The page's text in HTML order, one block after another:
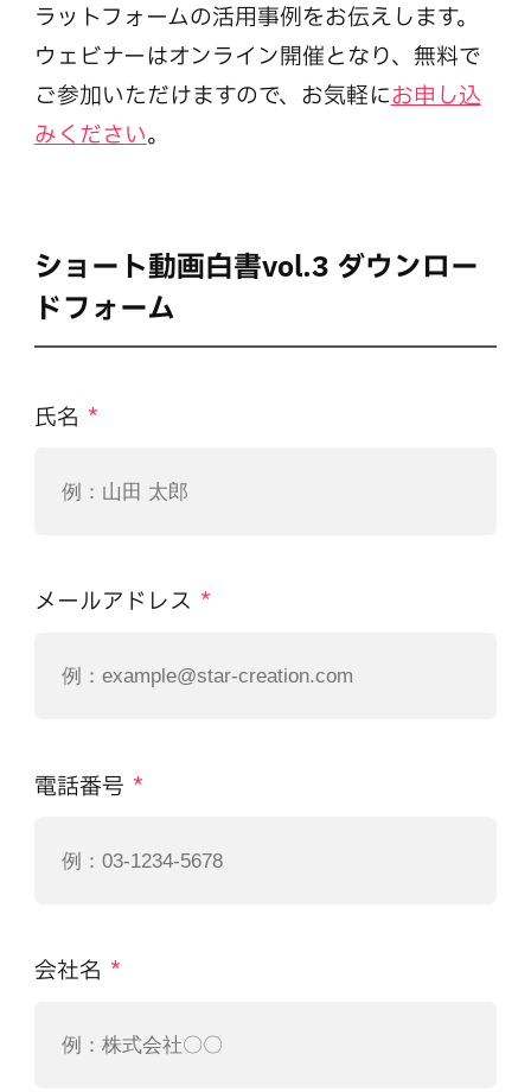
ラットフォームの活用事例をお伝えします。
ウェビナーはオンライン開催となり、無料で
ご参加いただけますので、お気軽にお申し込
みください。
ショート動画白書vol.3 ダウンロー
ドフォーム
氏名 *
メールアドレス *
電話番号 *
会社名 *